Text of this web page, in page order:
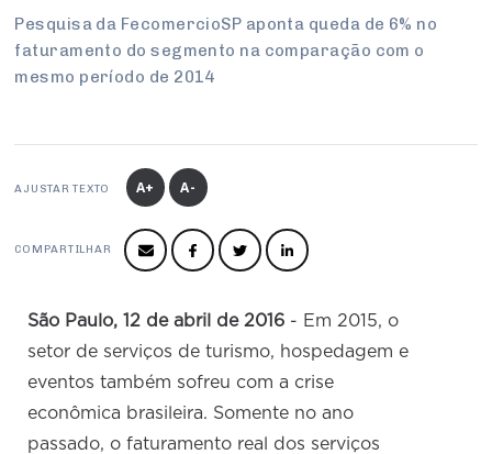
PROJETOS ESPECIAIS:
UM BRASIL
UM BRASIL
Internacional
Modernização do Estado
Inteligência Artificial
Empresas
Arbitragem e Mediação
Varejo
Atacado
PROJETOS ESPECIAIS:
Afixação de preços e fiscalização
Sustentabilidade
Logística Reversa
Sobre
Imprensa
SENAC
Prêmio de Sustentabilidade
CONSELHOS
Conselho de Emprego e Relações do Trabalho
Conselho de Assuntos Tributários
Conselho Estadual de Defesa do Contribuinte
Conselho de Economia Empresarial e Política
Conselho Superior de Direito
Conselho do Comércio Atacadista
Conselho de Serviços
Conselho de Relações Internacionais
Pesquisa da FecomercioSP aponta queda de 6% no
faturamento do segmento na comparação com o
mesmo período de 2014
AJUSTAR TEXTO A+ A-
COMPARTILHAR
São Paulo, 12 de abril de 2016 - Em 2015, o
setor de serviços de turismo, hospedagem e
eventos também sofreu com a crise
econômica brasileira. Somente no ano
passado, o faturamento real dos serviços